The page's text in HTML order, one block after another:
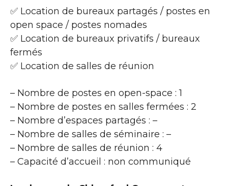
✅ Location de bureaux partagés / postes en
open space / postes nomades
✅ Location de bureaux privatifs / bureaux
fermés
✅ Location de salles de réunion
– Nombre de postes en open-space : 1
– Nombre de postes en salles fermées : 2
– Nombre d’espaces partagés : –
– Nombre de salles de séminaire : –
– Nombre de salles de réunion : 4
– Capacité d’accueil : non communiqué